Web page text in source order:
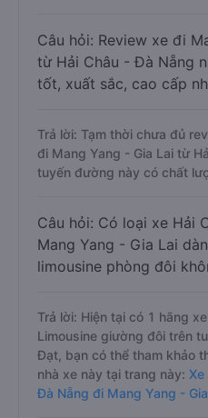
Câu hỏi: Review xe đi
từ Hải Châu - Đà Nẵng
tốt, xuất sắc, cao cấp
Trả lời: Tạm thời chưa đủ
đi Mang Yang - Gia Lai từ
tuyến đường này có chất
Câu hỏi: Có loại xe Hải
Mang Yang - Gia Lai
limousine phòng đôi
Trả lời: Hiện tại có 1 hãng
Limousine giường đôi trên
Đạt, bạn có thể tham khảo
nhà xe này tại trang này:
Đà Nẵng đi Mang Yang -